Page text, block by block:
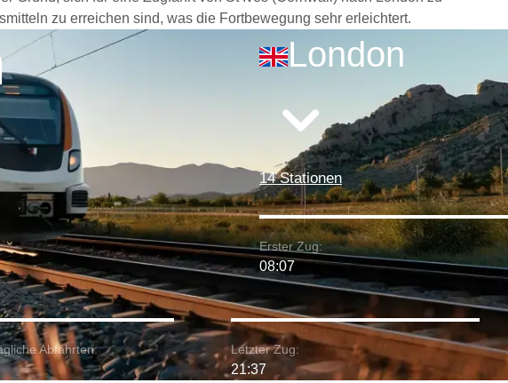
zu erreichen sind, was die Fortbewegung sehr erleichtert.
London
14 Stationen
Erster Zug:
08:07
Abfahrten: Letzter Zug:
21:37